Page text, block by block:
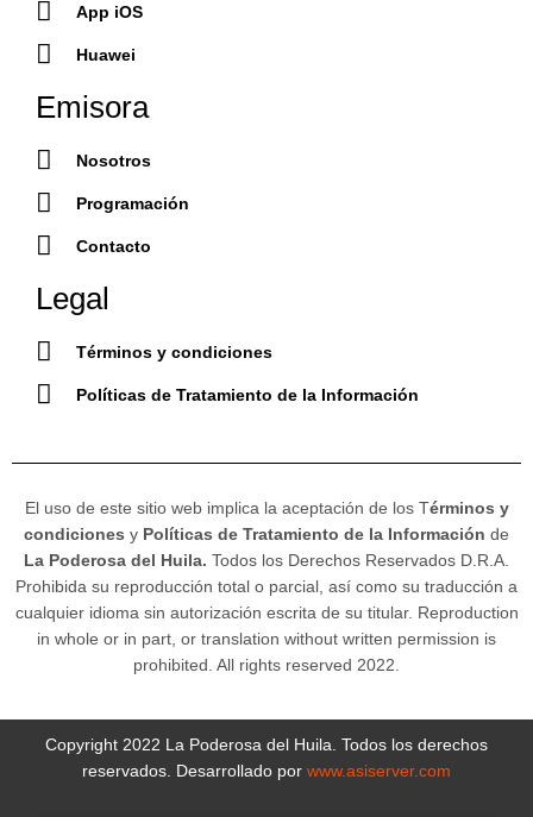
App iOS
Huawei
Emisora
Nosotros
Programación
Contacto
Legal
Términos y condiciones
Políticas de Tratamiento de la Información
El uso de este sitio web implica la aceptación de los Términos y
condiciones y Políticas de Tratamiento de la Información de
La Poderosa del Huila. Todos los Derechos Reservados D.R.A.
Prohibida su reproducción total o parcial, así como su traducción a
cualquier idioma sin autorización escrita de su titular. Reproduction
in whole or in part, or translation without written permission is
prohibited. All rights reserved 2022.
Copyright 2022 La Poderosa del Huila. Todos los derechos
reservados. Desarrollado por www.asiserver.com